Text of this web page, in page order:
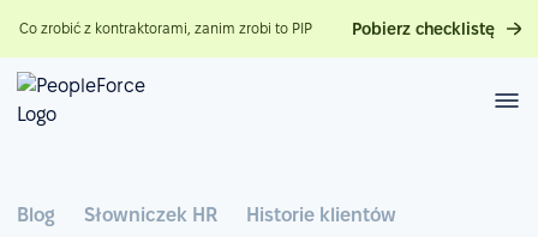
Co zrobić z kontraktorami, zanim zrobi to PIP Pobierz checklistę
Blog Słowniczek HR Historie klientów